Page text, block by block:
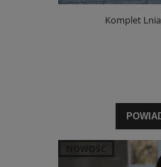
Komplet
NOWOŚĆ